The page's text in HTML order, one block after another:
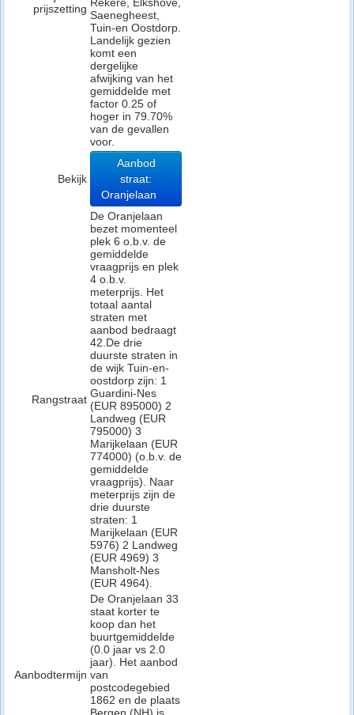
prijszetting Saenegheest,
Tuin-en Oostdorp.
Landelijk gezien
komt een
dergelijke
afwijking van het
gemiddelde met
factor 0.25 of
hoger in 79.70%
van de gevallen
voor.
Bekijk
Aanbod
straat:
Oranjelaan
Rangstraat
De Oranjelaan
bezet momenteel
plek 6 o.b.v. de
gemiddelde
vraagprijs en plek
4 o.b.v.
meterprijs. Het
totaal aantal
straten met
aanbod bedraagt
42.De drie
duurste straten in
de wijk Tuin-en-
oostdorp zijn: 1
Guardini-Nes
(EUR 895000) 2
Landweg (EUR
795000) 3
Marijkelaan (EUR
774000) (o.b.v. de
gemiddelde
vraagprijs). Naar
meterprijs zijn de
drie duurste
straten: 1
Marijkelaan (EUR
5976) 2 Landweg
(EUR 4969) 3
Mansholt-Nes
(EUR 4964).
Aanbodtermijn
De Oranjelaan 33
staat korter te
koop dan het
buurtgemiddelde
(0.0 jaar vs 2.0
jaar). Het aanbod
van
postcodegebied
1862 en de plaats